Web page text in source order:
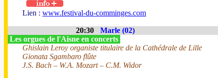
Lien : www.festival-du-comminges.com
20:30
Marle (02)
Les orgues de l'Aisne en concerts
Ghislain Leroy organiste titulaire de la Cathédrale de Lille
Gionata Sgambaro flûte
J.S. Bach – W.A. Mozart – C.M. Widor